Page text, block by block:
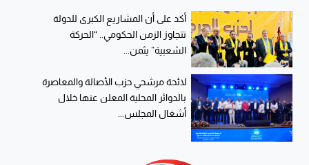
أكد على أن المشاريع الكبرى للدولة
تتجاوز الزمن الحكومي.. “الحركة
الشعبية” يثمن...
لائحة مرشحي حزب الأصالة والمعاصرة
بالدوائر المحلية المعلن عنها خلال
أشغال المجلس...